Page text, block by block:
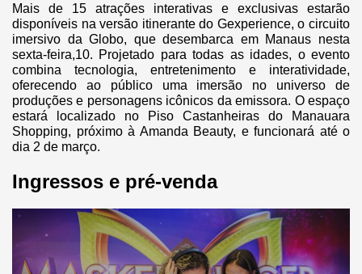
Mais de 15 atrações interativas e exclusivas estarão
disponíveis na versão itinerante do Gexperience, o circuito
imersivo da Globo, que desembarca em Manaus nesta
sexta-feira,10. Projetado para todas as idades, o evento
combina tecnologia, entretenimento e interatividade,
oferecendo ao público uma imersão no universo de
produções e personagens icônicos da emissora. O espaço
estará localizado no Piso Castanheiras do Manauara
Shopping, próximo à Amanda Beauty, e funcionará até o
dia 2 de março.
Ingressos e pré-venda